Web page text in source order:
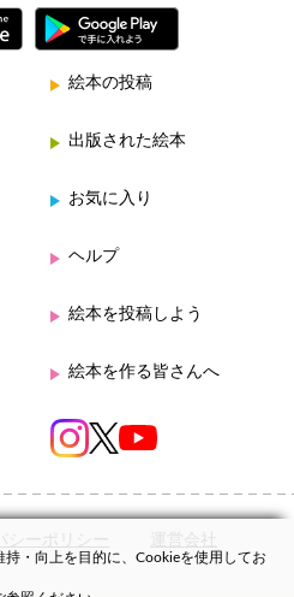
絵本の投稿
出版された絵本
お気に入り
ヘルプ
絵本を投稿しよう
絵本を作る皆さんへ
シーポリシー 運営会社
・向上を目的に、Cookieを使用してお